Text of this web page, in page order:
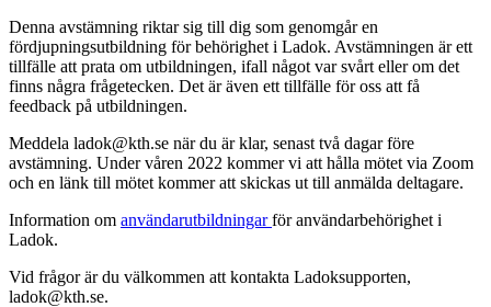
Denna avstämning riktar sig till dig som genomgår en
fördjupningsutbildning för behörighet i Ladok. Avstämningen är ett
tillfälle att prata om utbildningen, ifall något var svårt eller om det
finns några frågetecken. Det är även ett tillfälle för oss att få
feedback på utbildningen.
Meddela ladok@kth.se när du är klar, senast två dagar före
avstämning. Under våren 2022 kommer vi att hålla mötet via Zoom
och en länk till mötet kommer att skickas ut till anmälda deltagare.
Information om användarutbildningarför användarbehörighet i
Ladok.
Vid frågor är du välkommen att kontakta Ladoksupporten,
ladok@kth.se.